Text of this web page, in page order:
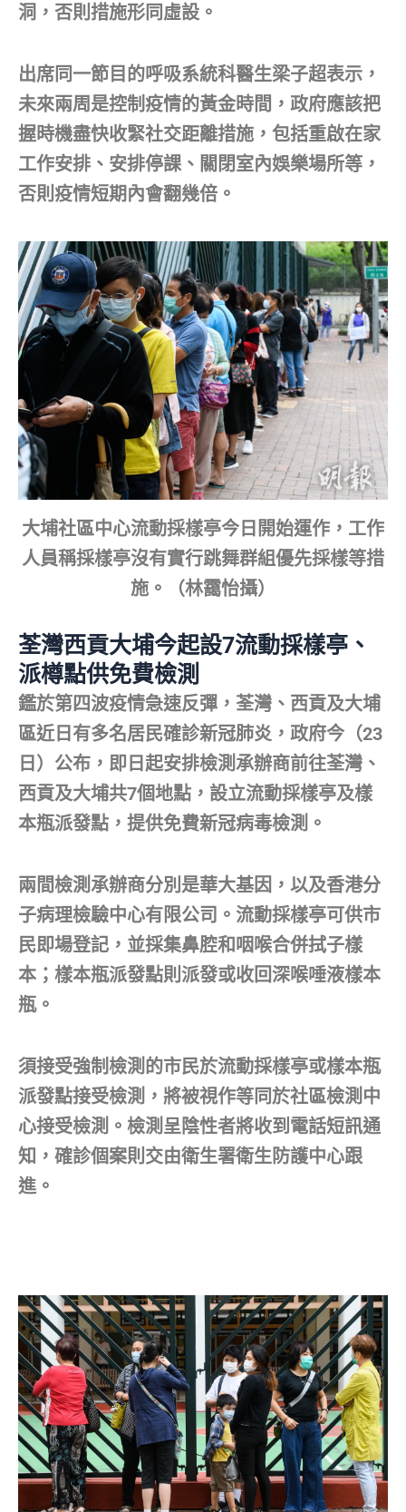
洞，否則措施形同虛設。
出席同一節目的呼吸系統科醫生梁子超表示，
未來兩周是控制疫情的黃金時間，政府應該把
握時機盡快收緊社交距離措施，包括重啟在家
工作安排、安排停課、關閉室內娛樂場所等，
否則疫情短期內會翻幾倍。
大埔社區中心流動採樣亭今日開始運作，工作
人員稱採樣亭沒有實行跳舞群組優先採樣等措
施。（林靄怡攝）
荃灣西貢大埔今起設7流動採樣亭、
派樽點供免費檢測
鑑於第四波疫情急速反彈，荃灣、西貢及大埔
區近日有多名居民確診新冠肺炎，政府今（23
日）公布，即日起安排檢測承辦商前往荃灣、
西貢及大埔共7個地點，設立流動採樣亭及樣
本瓶派發點，提供免費新冠病毒檢測。
兩間檢測承辦商分別是華大基因，以及香港分
子病理檢驗中心有限公司。流動採樣亭可供市
民即場登記，並採集鼻腔和咽喉合併拭子樣
本；樣本瓶派發點則派發或收回深喉唾液樣本
瓶。
須接受強制檢測的市民於流動採樣亭或樣本瓶
派發點接受檢測，將被視作等同於社區檢測中
心接受檢測。檢測呈陰性者將收到電話短訊通
知，確診個案則交由衛生署衛生防護中心跟
進。